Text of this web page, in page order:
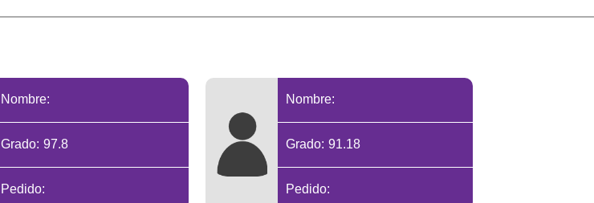
Nombre:
Grado: 97.8
Pedido:
Nombre:
Grado: 91.18
Pedido: